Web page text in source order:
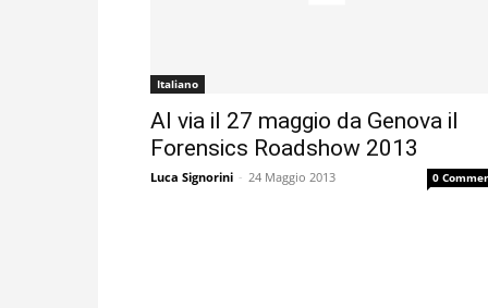
Italiano
Al via il 27 maggio da Genova il
Forensics Roadshow 2013
Luca Signorini - 24 Maggio 2013 0